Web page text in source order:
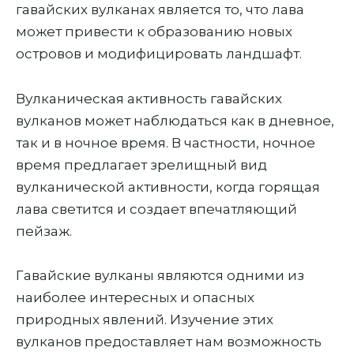
гавайских вулканах является то, что лава
может привести к образованию новых
островов и модифицировать ландшафт.
Вулканическая активность гавайских
вулканов может наблюдаться как в дневное,
так и в ночное время. В частности, ночное
время предлагает зрелищный вид
вулканической активности, когда горящая
лава светится и создает впечатляющий
пейзаж.
Гавайские вулканы являются одними из
наиболее интересных и опасных
природных явлений. Изучение этих
вулканов предоставляет нам возможность